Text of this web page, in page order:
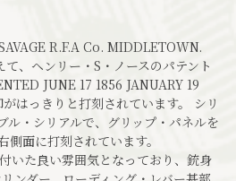
R.F.A Co. MIDDLETOWN.
、ヘンリー・S・ノースのパテント
JUNE 17 1856 JANUARY 19
はっきりと打刻されています。 シリ
ル・シリアルで、グリップ・パネルを
面に打刻されています。
いた良い雰囲気となっており、銃身